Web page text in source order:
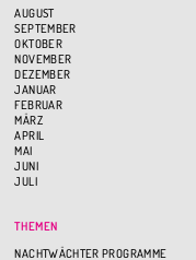
AUGUST
SEPTEMBER
OKTOBER
NOVEMBER
DEZEMBER
JANUAR
FEBRUAR
MÄRZ
APRIL
MAI
JUNI
JULI
THEMEN
NACHTWÄCHTER PROGRAMME